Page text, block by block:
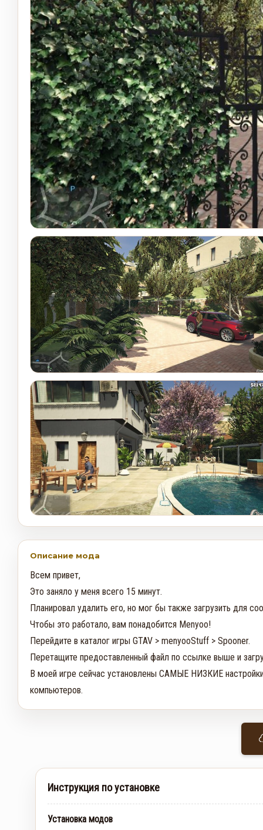
Описание мода
Всем привет,
Это заняло у меня всего 15 минут.
Планировал удалить его, но мог бы также загрузить для
Чтобы это работало, вам понадобится Menyoo!
Перейдите в каталог игры GTAV > menyooStuff > Spooner.
Перетащите предоставленный файл по ссылке выше и
В моей игре сейчас установлены САМЫЕ НИЗКИЕ
компьютеров.
Инструкция по установке
Установка модов